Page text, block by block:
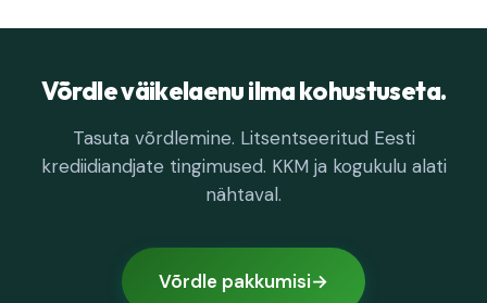
Võrdle väikelaenu ilma kohustuseta.
Tasuta võrdlemine. Litsentseeritud Eesti
krediidiandjate tingimused. KKM ja kogukulu alati
nähtaval.
Võrdle pakkumisi